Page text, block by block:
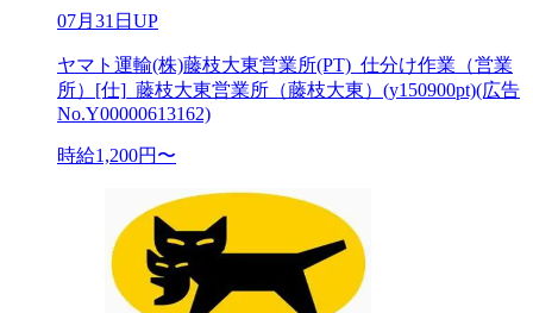
07月31日UP
ヤマト運輸(株)藤枝大東営業所(PT)_仕分け作業（営業
所）[仕]_藤枝大東営業所（藤枝大東）(y150900pt)(広告
No.Y00000613162)
時給1,200円〜